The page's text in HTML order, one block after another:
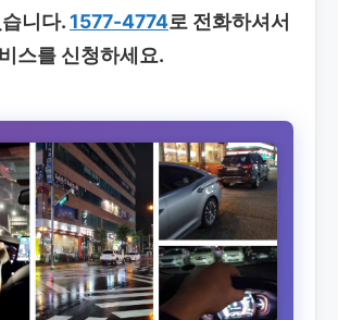
니다.1577-4774로 전화하셔서
스를 신청하세요.